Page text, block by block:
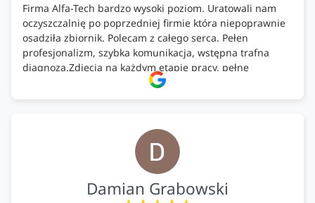
Firma Alfa-Tech bardzo wysoki poziom. Uratowali nam
oczyszczalnię po poprzedniej firmie która niepoprawnie
osadziła zbiornik. Polecam z całego serca. Pełen
profesjonalizm, szybka komunikacja, wstępna trafna
diagnoza.Zdjęcia na każdym etapie pracy, pełne
doradztwo.Dobrze wyszkoleni i znający się na rzeczy.
Podsumowując ekipa na wysokim poziomie, rzetelna.
Damian Grabowski